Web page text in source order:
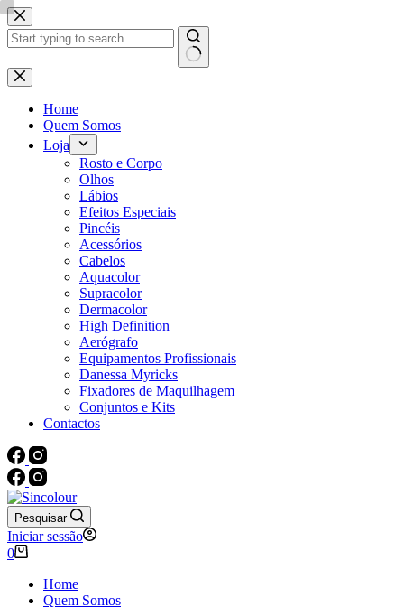
Pular
para
o
Sem
resultados
Home
Quem Somos
Loja
Rosto e Corpo
Olhos
Lábios
Efeitos Especiais
Pincéis
Acessórios
Cabelos
Aquacolor
Supracolor
Dermacolor
High Definition
Aerógrafo
Equipamentos Profissionais
Danessa Myricks
Fixadores de Maquilhagem
Conjuntos e Kits
Contactos
Pesquisar
Iniciar sessão
Carrinho
compras
0
Home
Quem Somos